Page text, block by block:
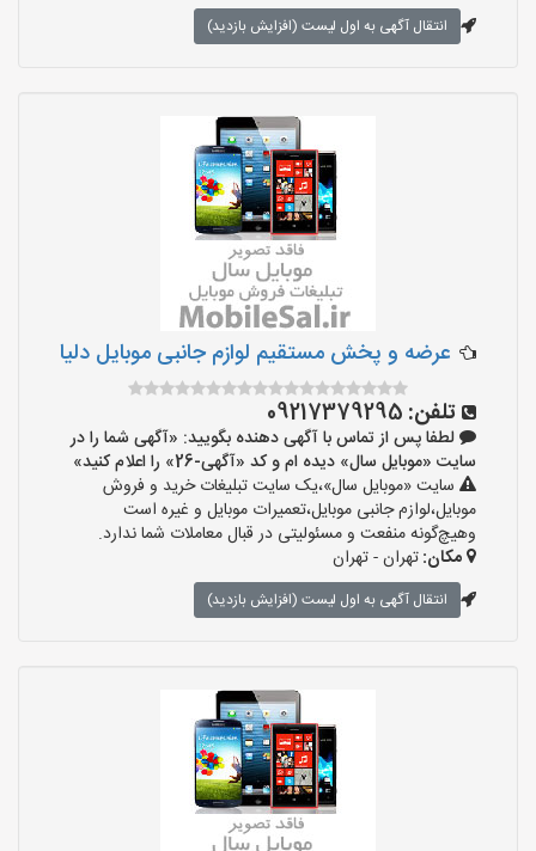
انتقال آگهی به اول لیست (افزایش بازدید)
عرضه و پخش مستقيم لوازم جانبى موبايل دليا
تلفن: 09217379295
لطفا پس از تماس با آگهی دهنده بگویید: «آگهی شما را در
سایت «موبایل سال» دیده ام و کد «آگهی-26» را اعلام کنید»
سایت «موبایل سال»،یک سایت تبلیغات خرید و فروش
موبایل،لوازم جانبی موبایل،تعمیرات موبایل و غیره است
وهیچ‌گونه منفعت و مسئولیتی در قبال معاملات شما ندارد.
مکان:تهران - تهران
انتقال آگهی به اول لیست (افزایش بازدید)